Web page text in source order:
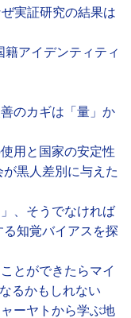
実証研究の結果は
アイデンティティ
のカギは「量」か
用と国家の安定性
黒人差別に与えた
、そうでなければ
る知覚バイアスを探
とができたらマイ
るかもしれない
ーヤトから学ぶ地